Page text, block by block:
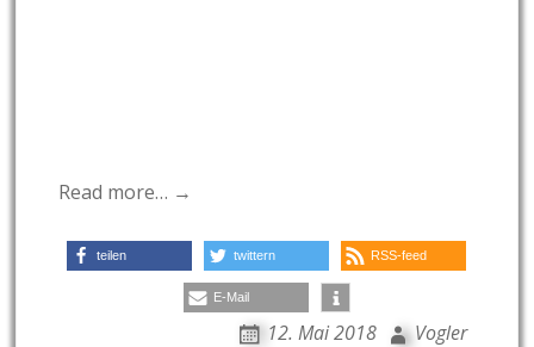
Read more… →
teilen twittern RSS-feed
E-Mail
12. Mai 2018 Vogler